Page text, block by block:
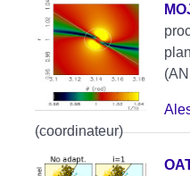
(coordinateur)